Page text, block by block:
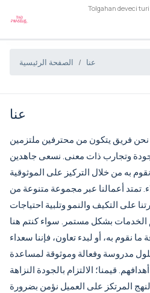
Tolgahan deveci
الصفحة الرئيسية عنا
عنا
نحن فريق يتكون من محترفين ملتزمين
وتجارب ذات معنى. نسعى جاهدين
به من خلال التركيز على الموثوقية
تمتد أعمالنا عبر مجموعة متنوعة من
على التكيف والنمو وتلبية احتياجات
الخدمات بشكل مستمر. سواء كنتم هنا
نقوم به، أو لبدء تعاون، فإننا سعداء
مدروسة وفعالة وموثوقة لمساعدة
قيمنا؛ الالتزام بالجودة النزاهة
المرتكز على العميل نؤمن بضرورة